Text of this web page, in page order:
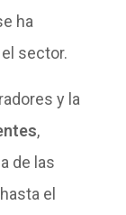
ha
sector.
y la
,
de las
el